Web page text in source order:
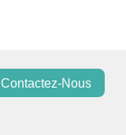
Contactez-Nous